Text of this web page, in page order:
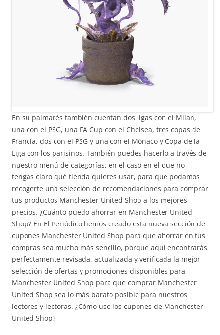
En su palmarés también cuentan dos ligas con el Milan,
una con el PSG, una FA Cup con el Chelsea, tres copas de
Francia, dos con el PSG y una con el Mónaco y Copa de la
Liga con los parisinos. También puedes hacerlo a través de
nuestro menú de categorías, en el caso en el que no
tengas claro qué tienda quieres usar, para que podamos
recogerte una selección de recomendaciones para comprar
tus productos Manchester United Shop a los mejores
precios. ¿Cuánto puedo ahorrar en Manchester United
Shop? En El Periódico hemos creado esta nueva sección de
cupones Manchester United Shop para que ahorrar en tus
compras sea mucho más sencillo, porque aquí encontrarás
perfectamente revisada, actualizada y verificada la mejor
selección de ofertas y promociones disponibles para
Manchester United Shop para que comprar Manchester
United Shop sea lo más barato posible para nuestros
lectores y lectoras. ¿Cómo uso los cupones de Manchester
United Shop?